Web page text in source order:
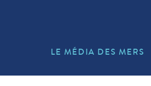
LE MÉDIA DES MERS